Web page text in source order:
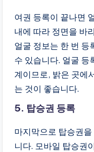
여권 등록이 끝나면
내에 따라 정면을 바
얼굴 정보는 한 번 등
수 있습니다. 얼굴 등
계이므로, 밝은 곳에
는 것이 좋습니다.
5. 탑승권 등록
마지막으로 탑승권
니다. 모바일 탑승권